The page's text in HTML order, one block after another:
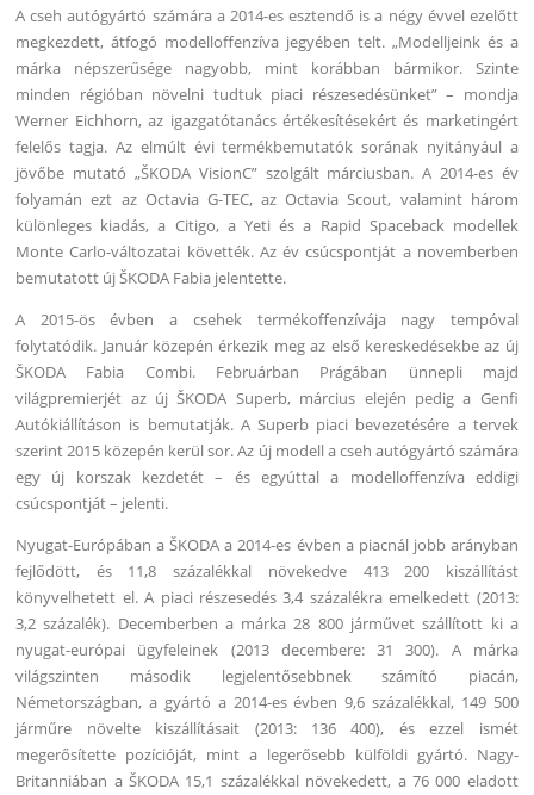
A cseh autógyártó számára a 2014-es esztendő is a négy évvel ezelőtt
megkezdett, átfogó modelloffenzíva jegyében telt. „Modelljeink és a
márka népszerűsége nagyobb, mint korábban bármikor. Szinte
minden régióban növelni tudtuk piaci részesedésünket” – mondja
Werner Eichhorn, az igazgatótanács értékesítésekért és marketingért
felelős tagja. Az elmúlt évi termékbemutatók sorának nyitányául a
jövőbe mutató „ŠKODA VisionC” szolgált márciusban. A 2014-es év
folyamán ezt az Octavia G-TEC, az Octavia Scout, valamint három
különleges kiadás, a Citigo, a Yeti és a Rapid Spaceback modellek
Monte Carlo-változatai követték. Az év csúcspontját a novemberben
bemutatott új ŠKODA Fabia jelentette.
A 2015-ös évben a csehek termékoffenzívája nagy tempóval
folytatódik. Január közepén érkezik meg az első kereskedésekbe az új
ŠKODA Fabia Combi. Februárban Prágában ünnepli majd
világpremierjét az új ŠKODA Superb, március elején pedig a Genfi
Autókiállításon is bemutatják. A Superb piaci bevezetésére a tervek
szerint 2015 közepén kerül sor. Az új modell a cseh autógyártó számára
egy új korszak kezdetét – és egyúttal a modelloffenzíva eddigi
csúcspontját – jelenti.
Nyugat-Európában a ŠKODA a 2014-es évben a piacnál jobb arányban
fejlődött, és 11,8 százalékkal növekedve 413 200 kiszállítást
könyvelhetett el. A piaci részesedés 3,4 százalékra emelkedett (2013:
3,2 százalék). Decemberben a márka 28 800 járművet szállított ki a
nyugat-európai ügyfeleinek (2013 decembere: 31 300). A márka
világszinten második legjelentősebbnek számító piacán,
Németországban, a gyártó a 2014-es évben 9,6 százalékkal, 149 500
járműre növelte kiszállításait (2013: 136 400), és ezzel ismét
megerősítette pozícióját, mint a legerősebb külföldi gyártó. Nagy-
Britanniában a ŠKODA 15,1 százalékkal növekedett, a 76 000 eladott